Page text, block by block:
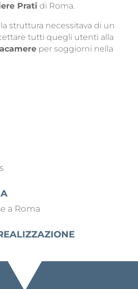
Prati di Roma.
struttura necessitava di un
tutti quegli utenti alla
per soggiorni nella
a Roma